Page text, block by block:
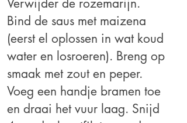
Verwijder de rozemarijn.
Bind de saus met maizena
(eerst el oplossen in wat koud
water en losroeren). Breng op
smaak met zout en peper.
Voeg een handje bramen toe
en draai het vuur laag. Snijd